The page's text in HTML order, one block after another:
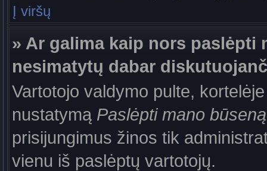
Į viršų
» Ar galima kaip nors paslėpti
nesimatytų dabar
Vartotojo valdymo pulte,
nustatymą Paslėpti mano būseną
prisijungimus žinos tik
vienu iš paslėptų vartotojų.